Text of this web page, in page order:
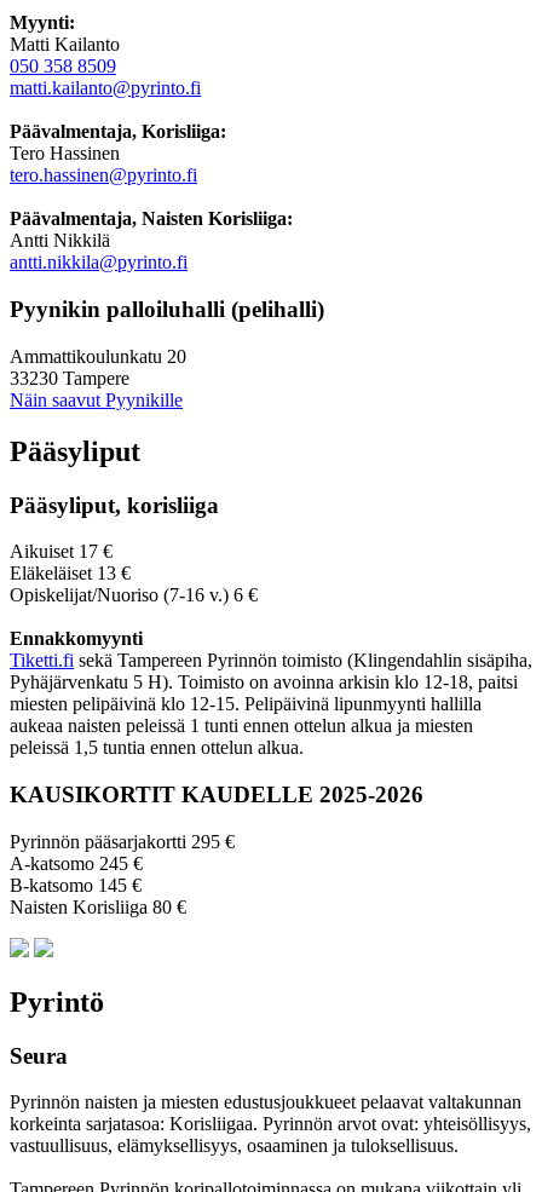
Myynti:
Matti Kailanto
050 358 8509
matti.kailanto@pyrinto.fi
Päävalmentaja, Korisliiga:
Tero Hassinen
tero.hassinen@pyrinto.fi
Päävalmentaja, Naisten Korisliiga:
Antti Nikkilä
antti.nikkila@pyrinto.fi
Pyynikin palloiluhalli (pelihalli)
Ammattikoulunkatu 20
33230 Tampere
Näin saavut Pyynikille
Pääsyliput
Pääsyliput, korisliiga
Aikuiset 17 €
Eläkeläiset 13 €
Opiskelijat/Nuoriso (7-16 v.) 6 €
Ennakkomyynti
Tiketti.fi sekä Tampereen Pyrinnön toimisto (Klingendahlin sisäpiha,
Pyhäjärvenkatu 5 H). Toimisto on avoinna arkisin klo 12-18, paitsi
miesten pelipäivinä klo 12-15. Pelipäivinä lipunmyynti hallilla
aukeaa naisten peleissä 1 tunti ennen ottelun alkua ja miesten
peleissä 1,5 tuntia ennen ottelun alkua.
KAUSIKORTIT KAUDELLE 2025-2026
Pyrinnön pääsarjakortti 295 €
A-katsomo 245 €
B-katsomo 145 €
Naisten Korisliiga 80 €
Pyrintö
Seura
Pyrinnön naisten ja miesten edustusjoukkueet pelaavat valtakunnan
korkeinta sarjatasoa: Korisliigaa. Pyrinnön arvot ovat: yhteisöl­lisyys,
vastuul­lisuus, elämyk­sellisyys, osaaminen ja tulok­sellisuus.